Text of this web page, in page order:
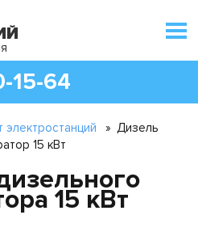
15-64
электростанций » Дизель
15 кВт
15 кВт